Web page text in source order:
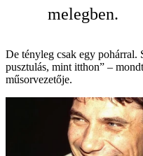
melegben.
De tényleg csak egy pohárral.
pusztulás, mint itthon” –
műsorvezetője.